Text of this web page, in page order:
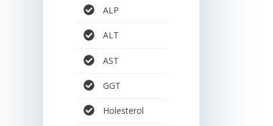
ALP
ALT
AST
GGT
Holesterol